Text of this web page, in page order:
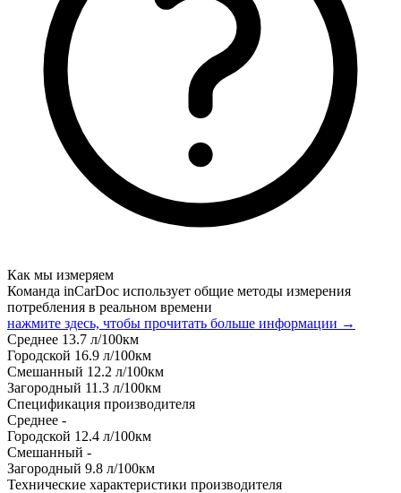
Как мы измеряем
Команда inCarDoc использует общие методы измерения
потребления в реальном времени
нажмите здесь, чтобы прочитать больше информации →
Среднее 13.7 л/100км
Городской 16.9 л/100км
Смешанный 12.2 л/100км
Загородный 11.3 л/100км
Спецификация производителя
Среднее -
Городской 12.4 л/100км
Смешанный -
Загородный 9.8 л/100км
Технические характеристики производителя